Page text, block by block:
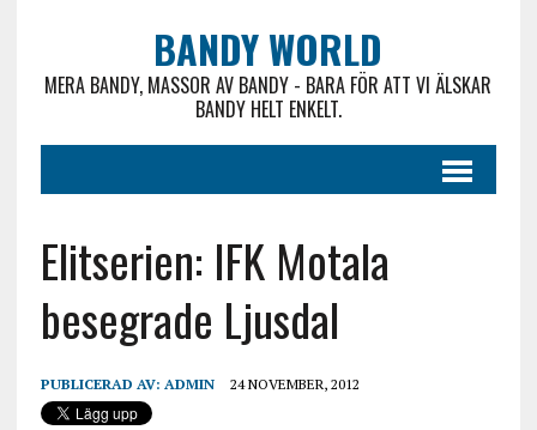
BANDY WORLD
MERA BANDY, MASSOR AV BANDY - BARA FÖR ATT VI ÄLSKAR
BANDY HELT ENKELT.
Elitserien: IFK Motala
besegrade Ljusdal
PUBLICERAD AV: ADMIN 24 NOVEMBER, 2012